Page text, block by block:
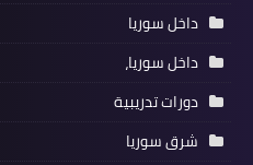
داخل سوريا
داخل سوريا،
دورات تدريبية
شرق سوريا